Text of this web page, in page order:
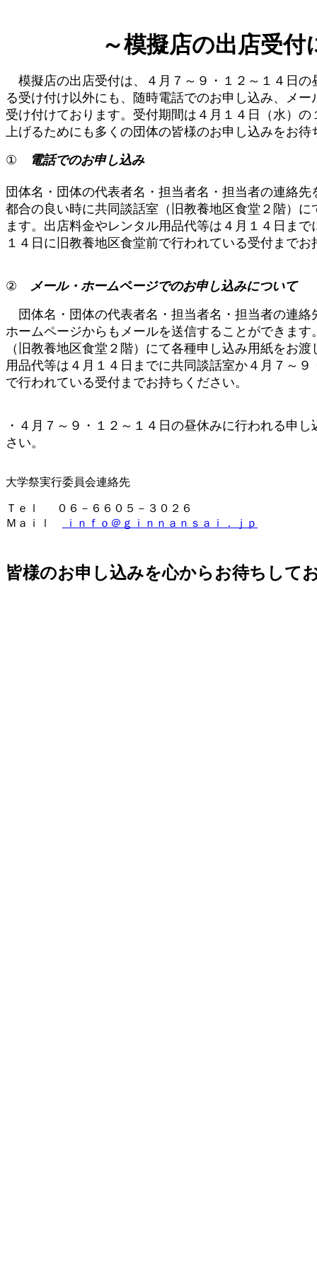
～模擬店の出店受付
模擬店の出店受付は、４月７～９・１２～１４日の
る受け付け以外にも、随時電話でのお申し込み、メ
受け付けております。受付期間は４月１４日（水）
上げるためにも多くの団体の皆様のお申し込みをお待
①
電話でのお申し込み
団体名・団体の代表者名・担当者名・担当者の連絡
都合の良い時に共同談話室（旧教養地区食堂２階）
ます。出店料金やレンタル用品代等は４月１４日ま
１４日に旧教養地区食堂前で行われている受付までお
② メール・ホームページでのお申し込みについて
団体名・団体の代表者名・担当者名・担当者の連絡
ホームページからもメールを送信することができま
（旧教養地区食堂２階）にて各種申し込み用紙をお
用品代等は４月１４日までに共同談話室か４月７～
で行われている受付までお持ちください。
・４月７～９・１２～１４日の昼休みに行われる申し
さい。
大学祭実行委員会連絡先
Ｔｅｌ ０６－６６０５－３０２６
Ｍａｉｌ
ｉｎｆｏ＠ｇｉｎｎａｎｓａｉ．ｊｐ
皆様のお申し込みを心からお待ちして